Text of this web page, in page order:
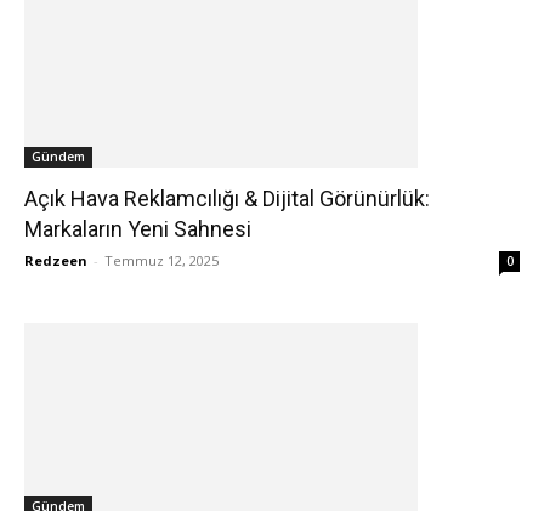
Gündem
Açık Hava Reklamcılığı & Dijital Görünürlük:
Markaların Yeni Sahnesi
Redzeen - Temmuz 12, 2025 0
Gündem